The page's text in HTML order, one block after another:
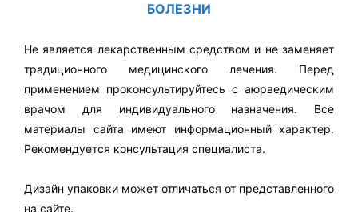
БОЛЕЗНИ
Не является лекарственным средством и не заменяет
традиционного медицинского лечения. Перед
применением проконсультируйтесь с аюрведическим
врачом для индивидуального назначения. Все
материалы сайта имеют информационный характер.
Рекомендуется консультация специалиста.
Дизайн упаковки может отличаться от представленного
на сайте.